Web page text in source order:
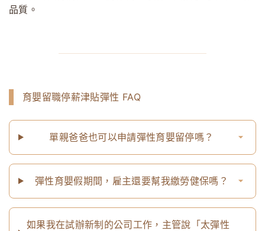
品質。
育嬰留職停薪津貼彈性 FAQ
單親爸爸也可以申請彈性育嬰留停嗎？
彈性育嬰假期間，雇主還要幫我繳勞健保嗎？
如果我在試辦新制的公司工作，主管說「太彈性